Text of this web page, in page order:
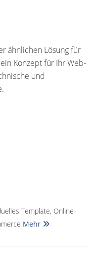
ähnlichen Lösung für
Konzept für Ihr Web-
und
Template, Online-
Mehr